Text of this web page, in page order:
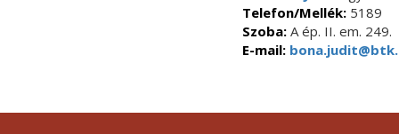
Telefon/Mellék: 5189
Szoba: A ép. II. em. 249.
E-mail: